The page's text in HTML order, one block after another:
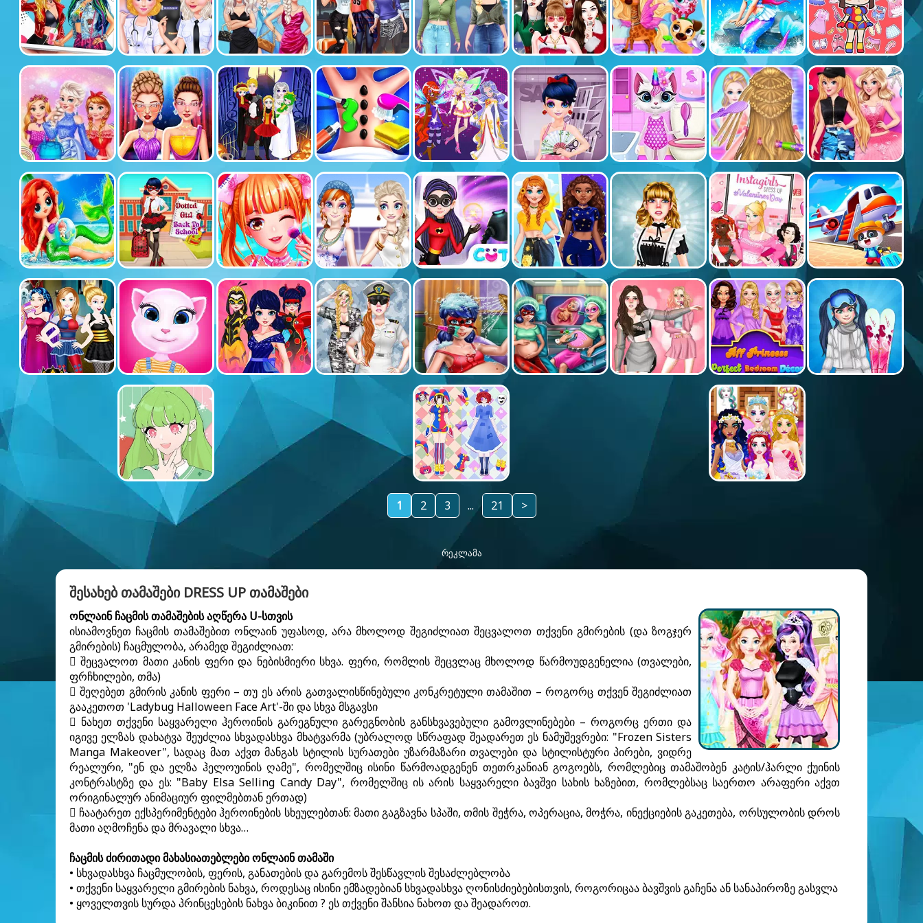
1 2 3 ... 21 >
ᲠᲔᲙᲚᲐᲛᲐ
ᲨᲔᲡᲐᲮᲔᲑ ᲗᲐᲛᲐᲨᲔᲑᲘ DRESS UP ᲗᲐᲛᲐᲨᲔᲑᲘ
ონლაინ ჩაცმის თამაშების აღწერა U-სთვის
ისიამოვნეთ ჩაცმის თამაშებით ონლაინ უფასოდ, არა მხოლოდ შეგიძლიათ შეცვალოთ თქვენი გმირების (და ზოგჯერ
გმირების) ჩაცმულობა, არამედ შეგიძლიათ:
 შეცვალოთ მათი კანის ფერი და ნებისმიერი სხვა. ფერი, რომლის შეცვლაც მხოლოდ წარმოუდგენელია (თვალები,
ფრჩხილები, თმა)
 შეღებეთ გმირის კანის ფერი – თუ ეს არის გათვალისწინებული კონკრეტული თამაშით – როგორც თქვენ შეგიძლიათ
გააკეთოთ 'Ladybug Halloween Face Art'-ში და სხვა მსგავსი
 ნახეთ თქვენი საყვარელი ჰეროინის გარეგნული გარეგნობის განსხვავებული გამოვლინებები – როგორც ერთი და
იგივე ელზას დახატვა შეუძლია სხვადასხვა მხატვარმა (უბრალოდ სწრაფად შეადარეთ ეს ნამუშევრები: "Frozen Sisters
Manga Makeover", სადაც მათ აქვთ მანგას სტილის სურათები უზარმაზარი თვალები და სტილისტური პირები, ვიდრე
რეალური, "ენ და ელზა ჰელოუინის ღამე", რომელშიც ისინი წარმოადგენენ თეთრკანიან გოგოებს, რომლებიც თამაშობენ კატის/ჰარლი ქუინის
კონტრასტზე და ეს: "Baby Elsa Selling Candy Day", რომელშიც ის არის საყვარელი ბავშვი სახის ხაზებით, რომლებსაც საერთო არაფერი აქვთ
ორიგინალურ ანიმაციურ ფილმებთან ერთად)
 ჩაატარეთ ექსპერიმენტები ჰეროინების სხეულებთან: მათი გაგზავნა სპაში, თმის შეჭრა, ოპერაცია, მოჭრა, ინექციების გაკეთება, ორსულობის დროს
მათი აღმოჩენა და მრავალი სხვა…
ჩაცმის ძირითადი მახასიათებლები ონლაინ თამაში
• სხვადასხვა ჩაცმულობის, ფერის, განათების და გარემოს შესწავლის შესაძლებლობა
• თქვენი საყვარელი გმირების ნახვა, როდესაც ისინი ემზადებიან სხვადასხვა ღონისძიებებისთვის, როგორიცაა ბავშვის გაჩენა ან სანაპიროზე გასვლა
• ყოველთვის სურდა პრინცესების ნახვა ბიკინით ? ეს თქვენი შანსია ნახოთ და შეადაროთ.